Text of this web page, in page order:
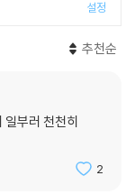
설정
추천순
일부러 천천히
2